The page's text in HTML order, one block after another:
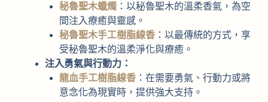
秘魯聖木蠟燭：以秘魯聖木的溫柔香氣，為空
間注入療癒與靈感。
秘魯聖木手工樹脂線香：以最傳統的方式，享
受秘魯聖木的溫柔淨化與療癒。
注入勇氣與行動力：
龍血手工樹脂線香：在需要勇氣、行動力或將
意念化為現實時，提供強大支持。